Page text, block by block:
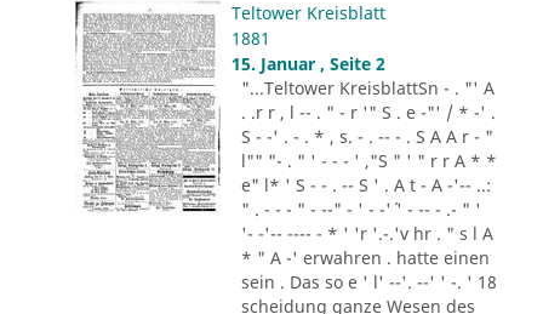
Teltower Kreisblatt
1881
15. Januar , Seite 2
"...Teltower KreisblattSn - . "' A
. .r r , l -- . " - r '" S . e -"' / * -' .
S - -' . - . * , s. - . -- - . S A A r - "
l"" "- . " ' - - - ' ,"S " ' " r r A * *
e" l* ' S - - . -- S ' . A t - A -'-- ..:
" . - - - " - --" - ' - -'´ ' - -- - .- " '
'- -'-- ---- - * ' 'r '.-.'v hr . " s l A
* " A -' erwahren . hatte einen
sein . Das so e ' l' --'. --' ' -. ' 18
scheidung ganze Wesen des